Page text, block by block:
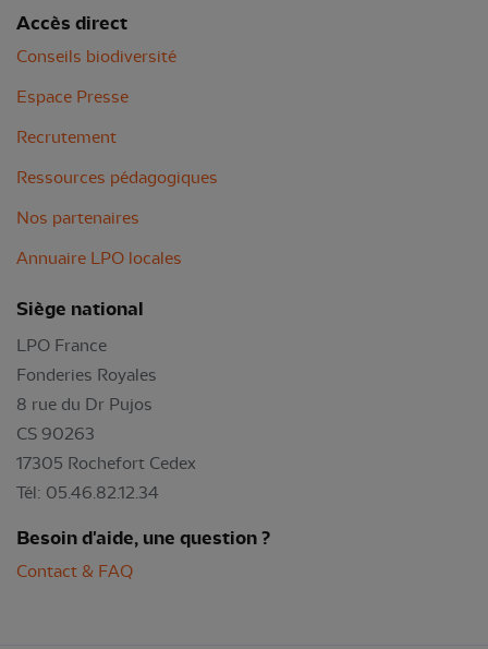
Accès direct
Conseils biodiversité
Espace Presse
Recrutement
Ressources pédagogiques
Nos partenaires
Annuaire LPO locales
Siège national
LPO France
Fonderies Royales
8 rue du Dr Pujos
CS 90263
17305 Rochefort Cedex
Tél: 05.46.82.12.34
Besoin d'aide, une question ?
Contact & FAQ